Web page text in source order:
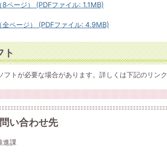
ページ） (PDFファイル: 1.1MB)
ページ） (PDFファイル: 4.9MB)
ト
トが必要な場合があります。詳しくは下記のリンク
い合わせ先
進課